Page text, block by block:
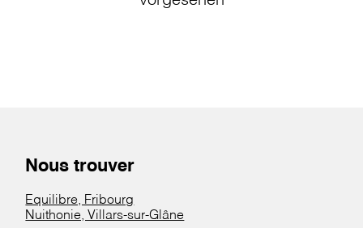
Nous trouver
Equilibre, Fribourg
Nuithonie, Villars-sur-Glâne